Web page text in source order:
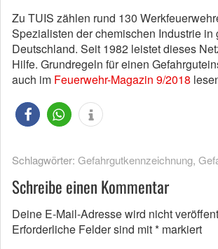
Zu TUIS zählen rund 130
Spezialisten der chemischen Industrie in
Deutschland. Seit 1982 leistet dieses
Hilfe. Grundregeln für einen
auch im Feuerwehr-Magazin 9/2018
Schlagwörter: Gefahrgutkennzeichnung,
Schreibe einen Kommentar
Deine E-Mail-Adresse wird nicht
Erforderliche Felder sind mit* markiert